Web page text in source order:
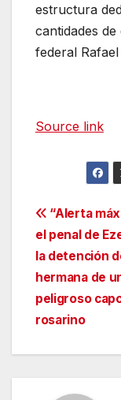
estructura
cantidades
federal
Source link
de
“Alerta
el penal de
la detención
hermana de
peligroso
rosarino